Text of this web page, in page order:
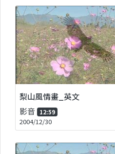
梨山風情畫_英文
影音 12:59
2004/12/30